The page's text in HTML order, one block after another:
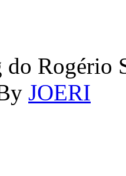
Rogério
JOERI